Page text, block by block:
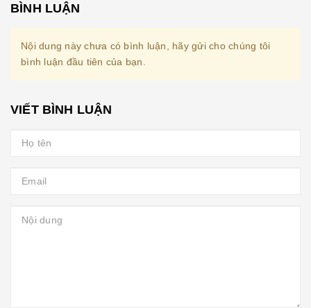
BÌNH LUẬN
Nội dung này chưa có bình luận, hãy gửi cho chúng tôi
bình luận đầu tiên của bạn.
VIẾT BÌNH LUẬN